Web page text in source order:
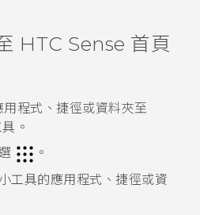
HTC Sense 首頁
程式、捷徑或資料夾至
。
。
工具的應用程式、捷徑或資